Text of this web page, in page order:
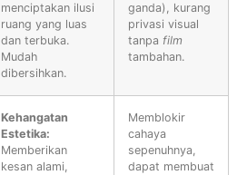
menciptakan ilusi
ruang yang luas
dan terbuka.
Mudah
dibersihkan.
ganda), kurang
privasi visual
tanpa film
tambahan.
Kehangatan
Estetika:
Memberikan
kesan alami,
Memblokir
cahaya
sepenuhnya,
dapat membuat